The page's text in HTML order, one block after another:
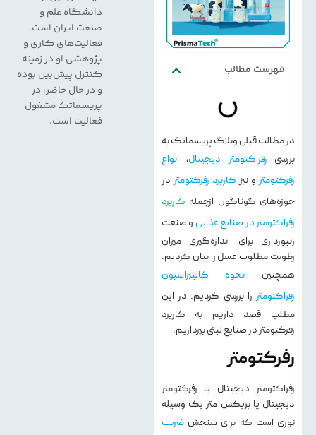
فهرست مطالب
در مطالب قبلی وبلاگ پریسماتک به
بررسی رفراکتومتر دیجیتال، انواع
رفرکتومتر و نیز کاربرد رفرکتومتر در
حوزه‌های گوناگون ازجمله کاربرد
رفراکتومتر در صنایع غذایی و صنعت
زنبورداری برای اندازه‌گیری میزان
رطوبت مطلوب عسل را بیان کردیم.
همچنین نحوه کالیبراسیون
رفراکتومتر را بررسی کردیم. در این
مطلب قصد داریم به کاربرد
رفرکتومتر در صنایع لبنی بپردازیم.
رفرکتومتر
رفراکتومتر دیجیتال یا رفرکتومتر
دیجیتال یا بریکس متر یک وسیله
نوری است که برای سنجشضریب
دانشگاه علم و
صنعت ایران است.
فعالیت‌های کاری و
پژوهشی او در زمینه
کنترل پیش‌بین بوده
و در حال حاضر، در
پریسماتک مشغول
فعالیت است.